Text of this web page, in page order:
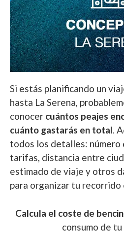
Si estás planificando un
hasta La Serena,
conocer cuántos peajes
cuánto gastarás en total.
todos los detalles: número
tarifas, distancia entre
estimado de viaje y otros
para organizar tu
Calcula el coste de
consumo de